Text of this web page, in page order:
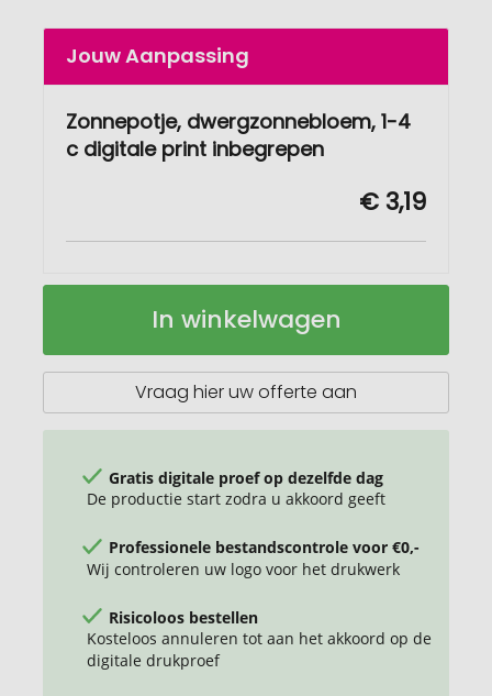
Jouw Aanpassing
Zonnepotje, dwergzonnebloem, 1-4
c digitale print inbegrepen
€ 3,19
Zonnepot
Op
In winkelwagen
Vraag hier uw offerte aan
Gratis digitale proef op dezelfde dag
De productie start zodra u akkoord geeft
Professionele bestandscontrole voor €0,-
Wij controleren uw logo voor het drukwerk
Risicoloos bestellen
Kosteloos annuleren tot aan het akkoord op de
digitale drukproef